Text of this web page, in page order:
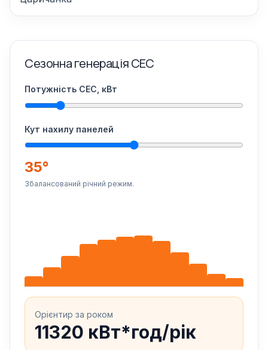
Сезонна генерація СЕС
Потужність СЕС, кВт
Кут нахилу панелей
35°
Збалансований річний режим.
Орієнтир за роком
11320 кВт*год/рік